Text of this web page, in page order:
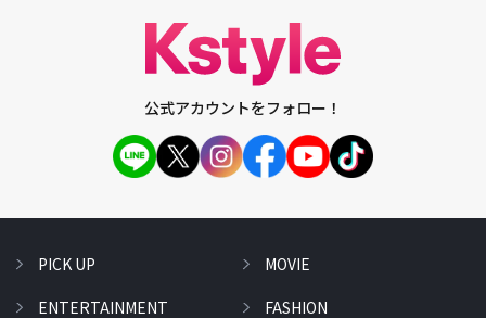
公式アカウントをフォロー！
PICK UP
ENTERTAINMENT
MOVIE
FASHION